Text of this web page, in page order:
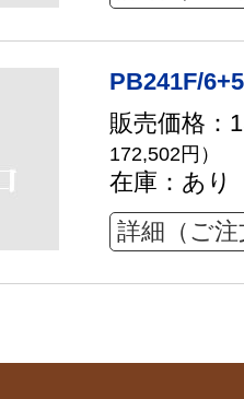
PB241F/
販売価格：
172,502円）
在庫：あり
詳細（ご